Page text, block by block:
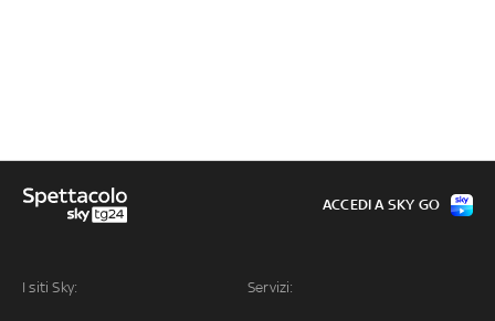
I siti Sky: Servizi:
ACCEDI A SKY GO